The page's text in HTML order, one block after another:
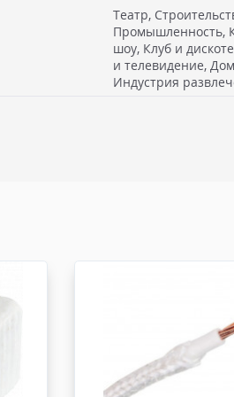
см. Стоимость доставки включаем в
Документы отправляем с заказом или
ДЕЛОВЫЕ ЛИНИИ осуществляем в
от суммы заказа не менее
не более 100х100х80 см. Заявку
быть приложена доверенность.
Театр,
Промышленность,
шоу, Клуб и
и телевидение,
Индустрия